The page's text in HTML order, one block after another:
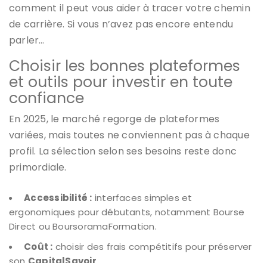
comment il peut vous aider à tracer votre chemin
de carrière. Si vous n’avez pas encore entendu
parler…
Choisir les bonnes plateformes
et outils pour investir en toute
confiance
En 2025, le marché regorge de plateformes
variées, mais toutes ne conviennent pas à chaque
profil. La sélection selon ses besoins reste donc
primordiale.
Accessibilité : interfaces simples et
ergonomiques pour débutants, notamment Bourse
Direct ou BoursoramaFormation.
Coût : choisir des frais compétitifs pour préserver